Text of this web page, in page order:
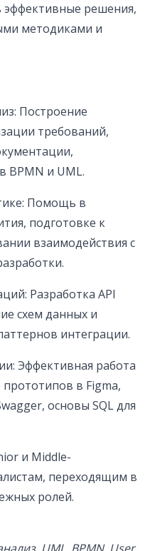
эффективные решения,
методиками и
Построение
требований,
BPMN и UML.
Помощь в
подготовке к
взаимодействия с
Разработка API
схем данных и
интеграции.
Эффективная работа
прототипов в Figma,
основы SQL для
и Middle-
переходящим в
ролей.